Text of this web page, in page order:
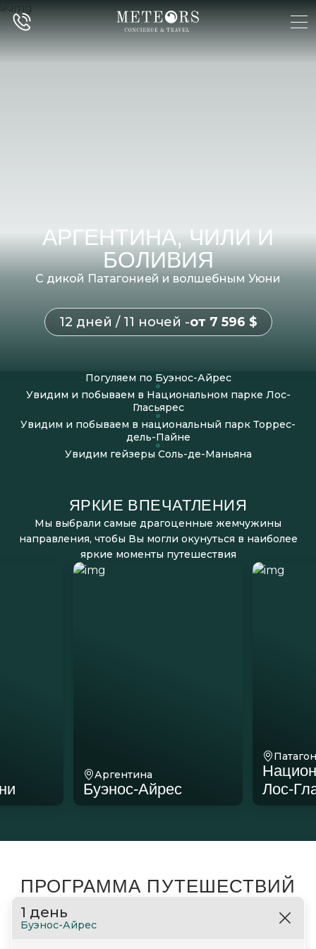
АРГЕНТИНА, ЧИЛИ И
БОЛИВИЯ
С дикой Патагонией и волшебным Уюни
12 дней / 11 ночей -от 7 596 $
Погуляем по Буэнос-Айрес
Увидим и побываем в Национальном парке Лос-
Гласьярес
Увидим и побываем в национальный парк Торрес-
дель-Пайне
Увидим гейзеры Соль-де-Маньяна
ЯРКИЕ ВПЕЧАТЛЕНИЯ
Мы выбрали самые драгоценные жемчужины
направления, чтобы Вы могли окунуться в наиболее
яркие моменты путешествия
Аргентина
Буэнос-Айрес
Лос-
ПРОГРАММА ПУТЕШЕСТВИЙ
1 день
Буэнос-Айрес